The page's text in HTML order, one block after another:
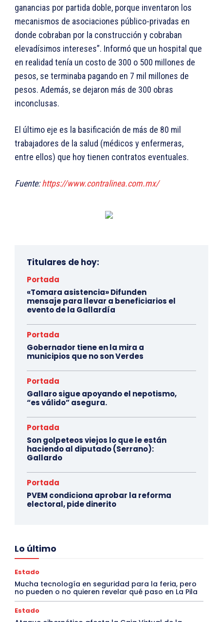
ganancias por partida doble, porque inventaron los
mecanismos de asociaciones público-privadas en
donde cobraban por la construcción y cobraban
elevadísimos intereses”. Informó que un hospital que
en realidad tenía un costo de 300 o 500 millones de
pesos, se terminaba pagando en 7 mil millones de
pesos. Además, se dejaron más de 300 obras
inconclusas.
El último eje es la basificación de más de 80 mil
trabajadores de la salud (médicos y enfermeras,
entre ellos) que hoy tienen contratos eventuales.
Fuente:https://www.contralinea.com.mx/
Titulares de hoy:
Portada
«Tomara asistencia» Difunden
mensaje para llevar a beneficiarios el
evento de la Gallardía
Portada
Gobernador tiene en la mira a
municipios que no son Verdes
Portada
Gallaro sigue apoyando el nepotismo,
“es válido” asegura.
Portada
Son golpeteos viejos lo que le están
haciendo al diputado (Serrano):
Gallardo
Portada
PVEM condiciona aprobar la reforma
electoral, pide dinerito
Lo último
Estado
Mucha tecnología en seguridad para la feria, pero
no pueden o no quieren revelar qué paso en La Pila
Estado